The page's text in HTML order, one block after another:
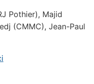
Pothier), Majid
(CMMC), Jean-Paul